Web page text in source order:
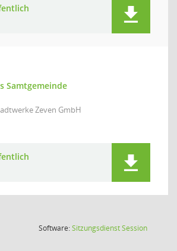
Samtgemeinde
Zeven GmbH
Software:SitzungsdienstSession(Wird in